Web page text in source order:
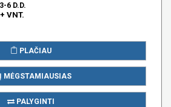
3-6 D.D.
VNT.
PLAČIAU
MĖGSTAMIAUSIAS
PALYGINTI